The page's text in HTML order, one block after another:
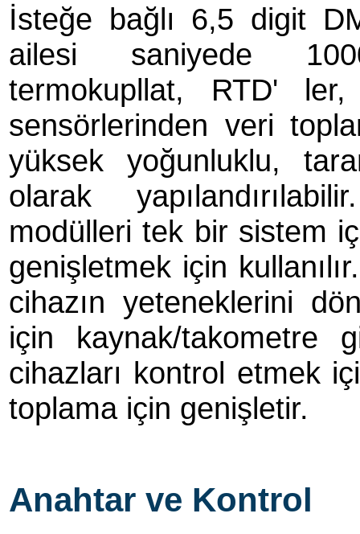
İsteğe bağlı 6,5 digit
ailesi saniyede
termokupllat, RTD'
sensörlerinden veri
yüksek yoğunluklu,
olarak
modülleri tek bir sistem
genişletmek için
cihazın yeteneklerini
için kaynak/takometre
cihazları kontrol etmek
toplama için genişletir.
Anahtar ve Kontrol